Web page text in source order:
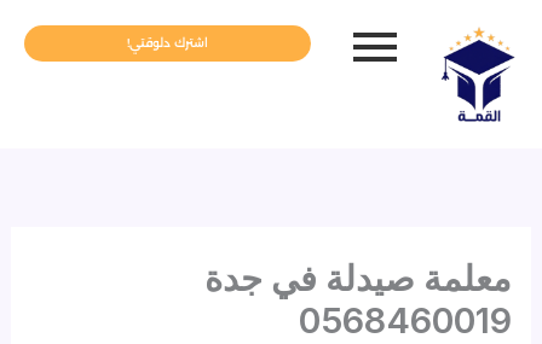
المحتوى
اشترك دلوقتي!
معلمة صيدلة في جدة
0568460019